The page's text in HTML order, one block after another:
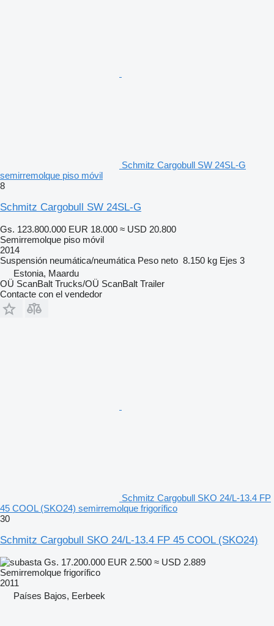
Schmitz Cargobull SW 24SL-G
semirremolque piso móvil
8
Schmitz Cargobull SW 24SL-G
Gs. 123.800.000 EUR 18.000 ≈ USD 20.800
Semirremolque piso móvil
2014
Suspensión neumática/neumática Peso neto 8.150 kg Ejes 3
Estonia, Maardu
OÜ ScanBalt Trucks/OÜ ScanBalt Trailer
Contacte con el vendedor
Schmitz Cargobull SKO 24/L-13.4 FP
45 COOL (SKO24) semirremolque frigorífico
30
Schmitz Cargobull SKO 24/L-13.4 FP 45 COOL (SKO24)
Gs. 17.200.000 EUR 2.500 ≈ USD 2.889
Semirremolque frigorífico
2011
Países Bajos, Eerbeek